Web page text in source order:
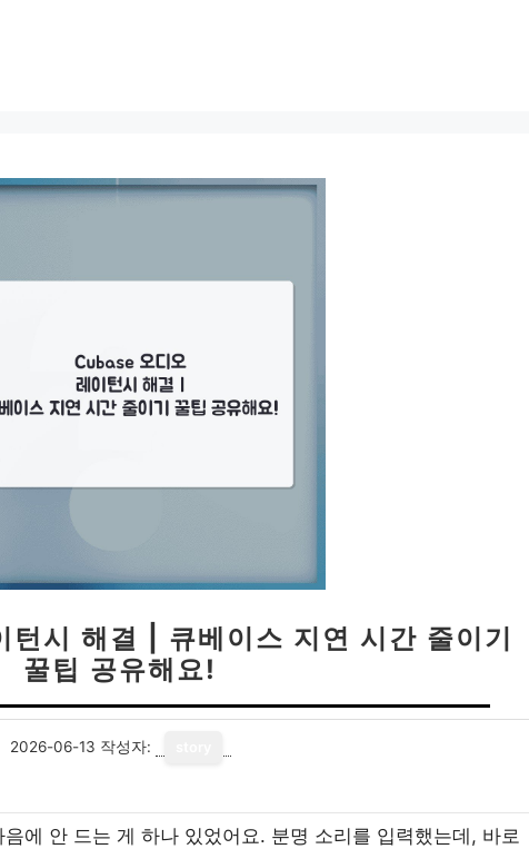
시 해결 | 큐베이스 지연 시간 줄이기
꿀팁 공유해요!
2026-06-13 작성자:
에 안 드는 게 하나 있었어요. 분명 소리를 입력했는데, 바로